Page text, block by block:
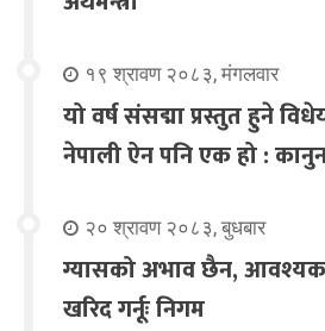
१९ श्रावण २०८३, मंगलवार
यो वर्ष संसद्मा प्रस्तुत हुने
नेपाली ऐन पनि एक हो :
२० श्रावण २०८३, बुधबार
ग्यासको अभाव छैन,
खरिद गर्नूः निगम